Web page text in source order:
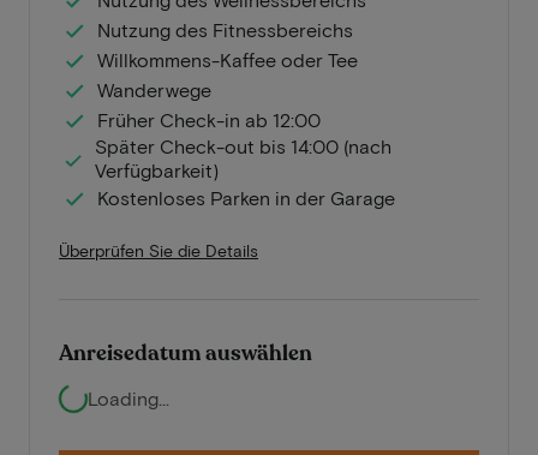
Nutzung des Fitnessbereichs
Willkommens-Kaffee oder Tee
Wanderwege
Früher Check-in ab 12:00
Später Check-out bis 14:00 (nach
Verfügbarkeit)
Kostenloses Parken in der Garage
Überprüfen Sie die Details
Anreisedatum auswählen
Loading...